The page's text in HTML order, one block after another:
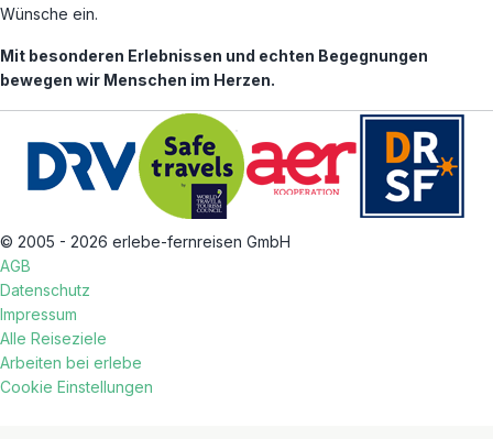
Wünsche ein.
Mit besonderen Erlebnissen und echten Begegnungen
bewegen wir Menschen im Herzen.
© 2005 - 2026 erlebe-fernreisen GmbH
AGB
Datenschutz
Impressum
Alle Reiseziele
Arbeiten bei erlebe
Cookie Einstellungen